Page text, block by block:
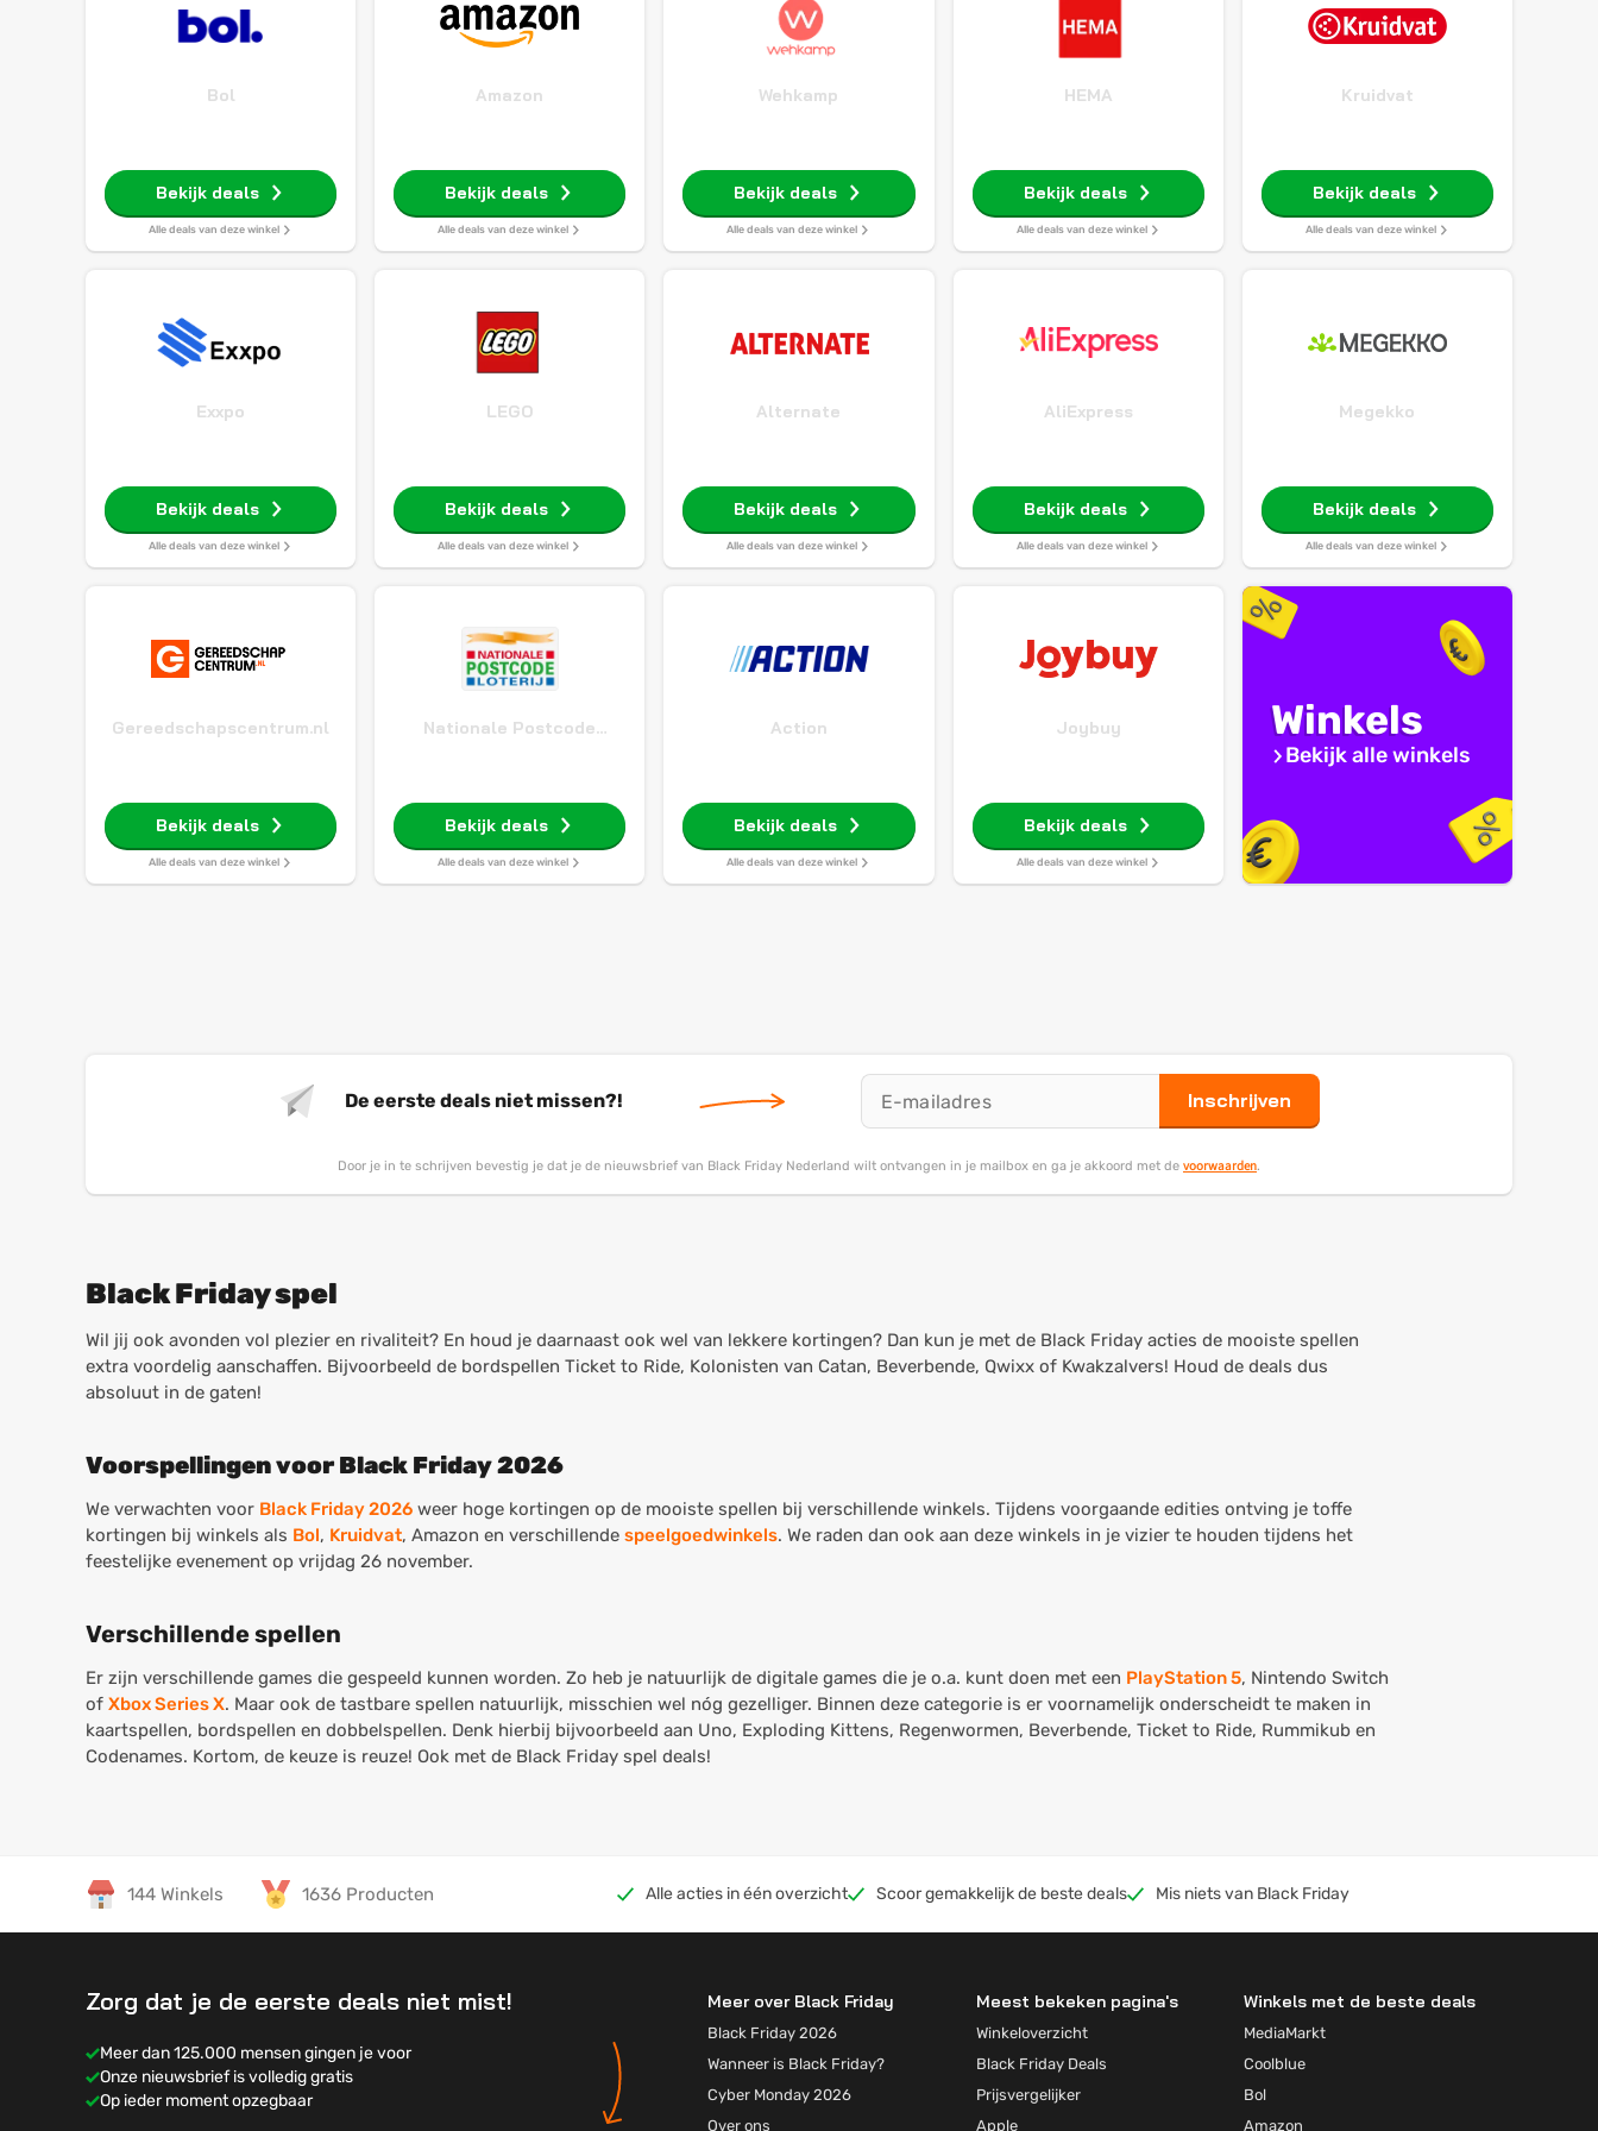
Bol
Bekijk deals
Alle deals van deze winkel
Amazon
Bekijk deals
Alle deals van deze winkel
Wehkamp
Bekijk deals
Alle deals van deze winkel
HEMA
Bekijk deals
Alle deals van deze winkel
Kruidvat
Bekijk deals
Alle deals van deze winkel
Exxpo
Bekijk deals
Alle deals van deze winkel
LEGO
Bekijk deals
Alle deals van deze winkel
Alternate
Bekijk deals
Alle deals van deze winkel
AliExpress
Bekijk deals
Alle deals van deze winkel
Megekko
Bekijk deals
Alle deals van deze winkel
Gereedschapscentrum.nl
Bekijk deals
Alle deals van deze winkel
Nationale Postcode
Bekijk deals
Alle deals van deze winkel
Action
Bekijk deals
Alle deals van deze winkel
Joybuy
Bekijk deals
Alle deals van deze winkel
Winkels
Bekijk alle winkels
De eerste deals niet missen?! Inschrijven
Door je in te schrijven bevestig je dat je de nieuwsbrief van Black Friday Nederland wilt ontvangen in je mailbox en ga je akkoord met de voorwaarden.
Black Friday spel
Wil jij ook avonden vol plezier en rivaliteit? En houd je daarnaast ook wel van lekkere kortingen? Dan kun je met de Black Friday acties de mooiste spellen
extra voordelig aanschaffen. Bijvoorbeeld de bordspellen Ticket to Ride, Kolonisten van Catan, Beverbende, Qwixx of Kwakzalvers! Houd de deals dus
absoluut in de gaten!
Voorspellingen voor Black Friday 2026
We verwachten voor Black Friday 2026 weer hoge kortingen op de mooiste spellen bij verschillende winkels. Tijdens voorgaande edities ontving je toffe
kortingen bij winkels als Bol, Kruidvat, Amazon en verschillende speelgoedwinkels. We raden dan ook aan deze winkels in je vizier te houden tijdens het
feestelijke evenement op vrijdag 26 november.
Verschillende spellen
Er zijn verschillende games die gespeeld kunnen worden. Zo heb je natuurlijk de digitale games die je o.a. kunt doen met een PlayStation 5, Nintendo Switch
of Xbox Series X. Maar ook de tastbare spellen natuurlijk, misschien wel nóg gezelliger. Binnen deze categorie is er voornamelijk onderscheidt te maken in
kaartspellen, bordspellen en dobbelspellen. Denk hierbij bijvoorbeeld aan Uno, Exploding Kittens, Regenwormen, Beverbende, Ticket to Ride, Rummikub en
Codenames. Kortom, de keuze is reuze! Ook met de Black Friday spel deals!
144 Winkels 1636 Producten Alle acties in één overzicht Scoor gemakkelijk de beste deals Mis niets van Black Friday
Zorg dat je de eerste deals niet mist!
Meer dan 125.000 mensen gingen je voor
Onze nieuwsbrief is volledig gratis
Op ieder moment opzegbaar
Meer over Black Friday
Black Friday 2026
Wanneer is Black Friday?
Cyber Monday 2026
Over ons
Meest bekeken pagina's
Winkeloverzicht
Black Friday Deals
Prijsvergelijker
Apple
Winkels met de beste deals
MediaMarkt
Coolblue
Bol
Amazon